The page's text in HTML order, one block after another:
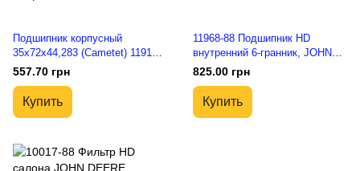
Подшипник корпусный
35x72x44,283 (Cametet) 11914-
44, 232812, YEL 207-2F,
YEL207-2F, GE 35 KRRB,
GE35KRRB, AH139296,
JD39104, YEL 207-2F/AG,
557.70 грн
Купить
11968-88 Подшипник HD
внутренний 6-гранник, JOHN
DEERE, CASE (Cametet),
W208KRRB6, AE37204, 694444
825.00 грн
Купить